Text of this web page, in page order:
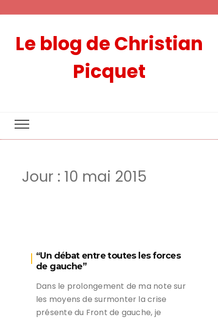
Le blog de Christian
Picquet
Jour : 10 mai 2015
“Un débat entre toutes les forces
de gauche”
Dans le prolongement de ma note sur
les moyens de surmonter la crise
présente du Front de gauche, je